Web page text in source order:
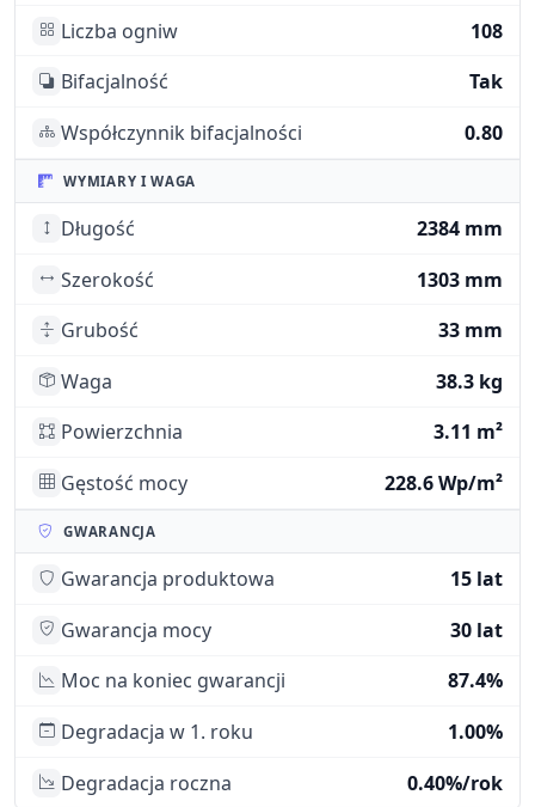
Liczba ogniw
108
Bifacjalność
Tak
Współczynnik bifacjalności
0.80
WYMIARY I WAGA
Długość
2384 mm
Szerokość
1303 mm
Grubość
33 mm
Waga
38.3 kg
Powierzchnia
3.11 m²
Gęstość mocy
228.6 Wp/m²
GWARANCJA
Gwarancja produktowa
15 lat
Gwarancja mocy
30 lat
Moc na koniec gwarancji
87.4%
Degradacja w 1. roku
1.00%
Degradacja roczna
0.40%/rok